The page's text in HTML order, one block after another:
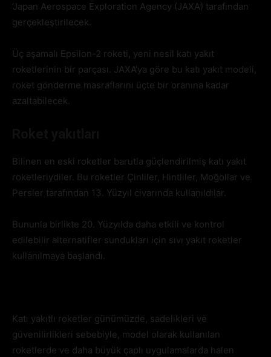
‘Japan Aerospace Exploration Agency (JAXA) tarafından
gerçekleştirilecek.
Üç aşamalı Epsilon-2 roketi, yeni nesil katı yakıt
roketlerinin bir parçası. JAXA’ya göre bu katı yakıt modeli,
roket gönderme masraflarını üçte bir oranına kadar
azaltabilecek.
Bilinen en eski roketler barutla güçlendirilmiş katı yakıt
roketleriydiler. Bu roketler Çinliler, Hintliler, Moğollar ve
Persler tarafından 13. Yüzyıl civarında kullanıldılar.
Bununla birlikte 20. Yüzyılda daha etkili ve kontrol
edilebilir alternatifler sundukları için sıvı yakıt roketler
kullanılmaya başlandı.
Katı yakıtlı roketler günümüzde, sadelikleri ve
güvenilirlikleri sebebiyle, model olarak kullanılan
roketlerde ve daha büyük çaplı uygulamalarda halen